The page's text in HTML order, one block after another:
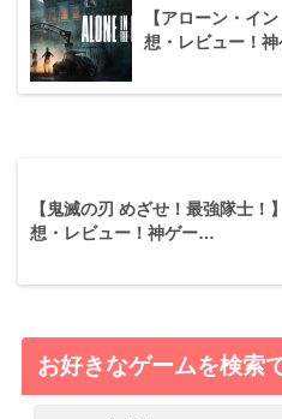
【アローン・イ
想・レビュー！
【鬼滅の刃 めざせ！最強隊士！
想・レビュー！神ゲー…
お好きなゲームを検索